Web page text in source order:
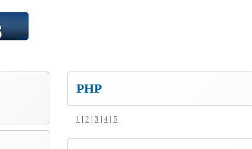
PHP
1 | 2 | 3 | 4 | 5